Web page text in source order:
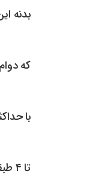
بدنه
که
با
تا ۴ طبقه، سیستم‌های آبیاری قطره‌ای و بارانی، و مصارف صنعتی متوسط را برآورده کند.